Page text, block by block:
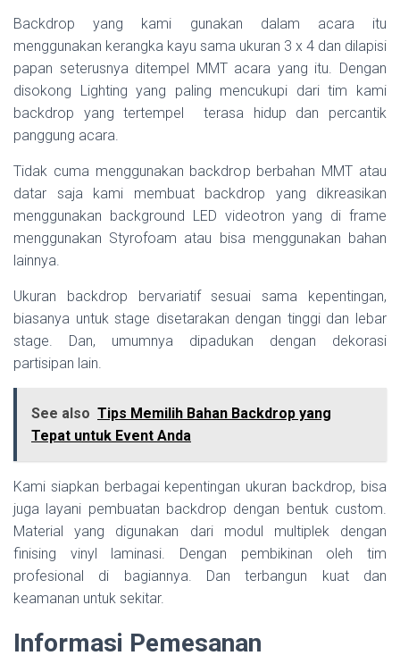
Backdrop yang kami gunakan dalam acara itu
menggunakan kerangka kayu sama ukuran 3 x 4 dan dilapisi
papan seterusnya ditempel MMT acara yang itu. Dengan
disokong Lighting yang paling mencukupi dari tim kami
backdrop yang tertempel terasa hidup dan percantik
panggung acara.
Tidak cuma menggunakan backdrop berbahan MMT atau
datar saja kami membuat backdrop yang dikreasikan
menggunakan background LED videotron yang di frame
menggunakan Styrofoam atau bisa menggunakan bahan
lainnya.
Ukuran backdrop bervariatif sesuai sama kepentingan,
biasanya untuk stage disetarakan dengan tinggi dan lebar
stage. Dan, umumnya dipadukan dengan dekorasi
partisipan lain.
See also Tips Memilih Bahan Backdrop yang
Tepat untuk Event Anda
Kami siapkan berbagai kepentingan ukuran backdrop, bisa
juga layani pembuatan backdrop dengan bentuk custom.
Material yang digunakan dari modul multiplek dengan
finising vinyl laminasi. Dengan pembikinan oleh tim
profesional di bagiannya. Dan terbangun kuat dan
keamanan untuk sekitar.
Informasi Pemesanan